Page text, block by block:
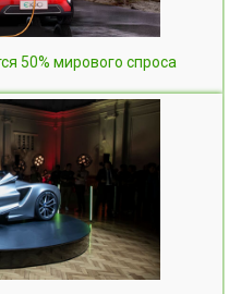
50% мирового спроса